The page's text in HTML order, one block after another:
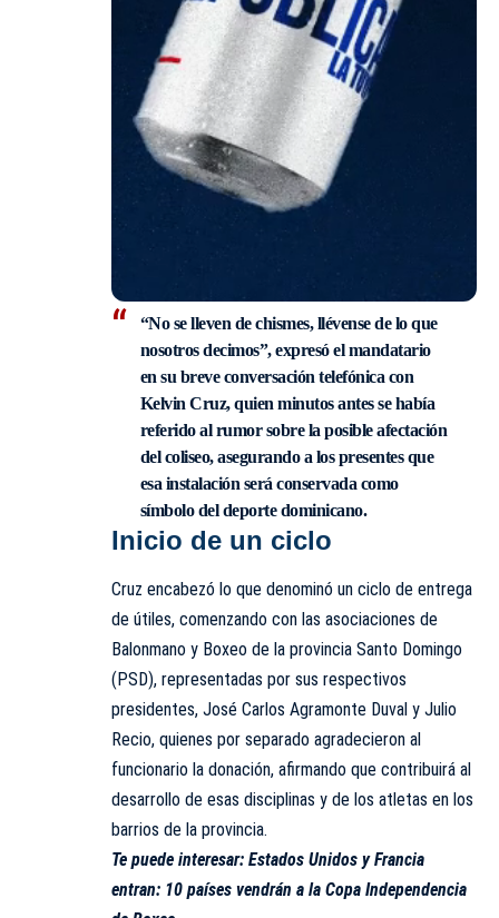
“No se lleven de chismes, llévense de lo que
nosotros decimos”, expresó el mandatario
en su breve conversación telefónica con
Kelvin Cruz, quien minutos antes se había
referido al rumor sobre la posible afectación
del coliseo, asegurando a los presentes que
esa instalación será conservada como
símbolo del deporte dominicano.
Inicio de un ciclo
Cruz encabezó lo que denominó un ciclo de entrega
de útiles, comenzando con las asociaciones de
Balonmano y Boxeo de la provincia Santo Domingo
(PSD), representadas por sus respectivos
presidentes, José Carlos Agramonte Duval y Julio
Recio, quienes por separado agradecieron al
funcionario la donación, afirmando que contribuirá al
desarrollo de esas disciplinas y de los atletas en los
barrios de la provincia.
Te puede interesar: Estados Unidos y Francia
entran: 10 países vendrán a la Copa Independencia